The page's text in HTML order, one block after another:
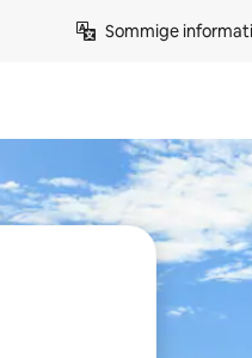
Sommige